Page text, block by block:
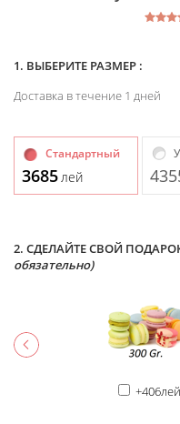
1. ВЫБЕРИТЕ РАЗМЕР :
Доставка в течение 1 дней
Стандартный
3685лей
2. СДЕЛАЙТЕ СВОЙ
обязательно)
+406лей